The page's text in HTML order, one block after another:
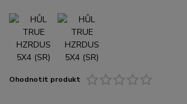
Ohodnotit produkt